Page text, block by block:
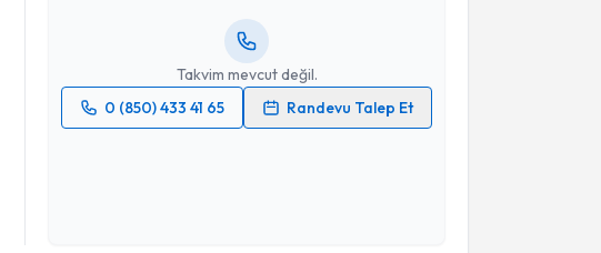
Takvim mevcut değil.
0 (850) 433 41 65
Randevu Talep Et